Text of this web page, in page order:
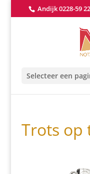
Andijk 0228-59
Selecteer een
Trots op